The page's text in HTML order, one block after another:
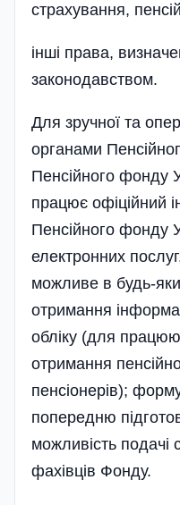
страхування,
інші права,
законодавством.
Для зручної та
органами
Пенсійного фонду
працює офіційний
Пенсійного фонду
електронних
можливе в будь-
отримання
обліку (для
отримання
пенсіонерів);
попередню
можливість подачі
фахівців Фонду.